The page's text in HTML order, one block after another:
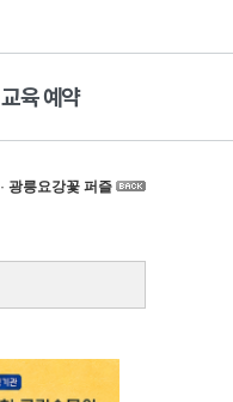
교육 예약
· 광릉요강꽃 퍼즐